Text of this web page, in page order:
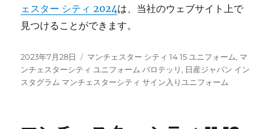
ェスター シティ 2024は、当社のウェブサイト上で
見つけることができます。
投
稿
日:
2023年7月28日
タ
グ
マンチェスター シティ 14 15 ユニフォーム, マ
ンチェスターシティ ユニフォーム バロテッリ , 日産ジャパン イン
スタグラム マンチェスターシティ サイン入りユニフォーム